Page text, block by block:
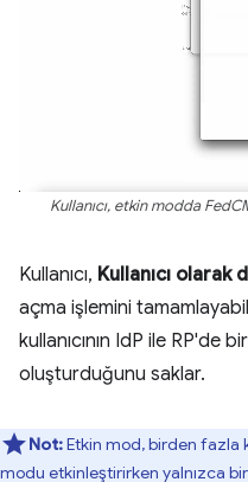
Kullanıcı, etkin modda
Kullanıcı, Kullanıcı olarak
açma işlemini
kullanıcının IdP ile RP'de
oluşturduğunu saklar.
Not:Etkin mod, birden fazla
modu etkinleştirirken yalnızca bir